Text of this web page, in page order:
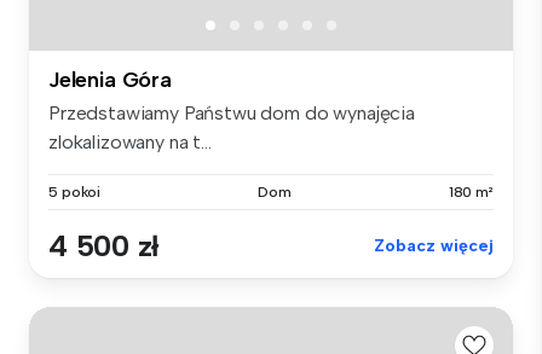
Jelenia Góra
Przedstawiamy Państwu dom do wynajęcia
zlokalizowany na t...
5 pokoi Dom 180 m²
4 500 zł Zobacz więcej